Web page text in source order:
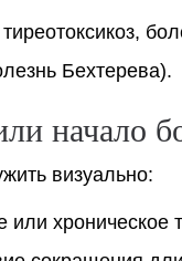
Бехтерева).
начало
визуально:
хроническое